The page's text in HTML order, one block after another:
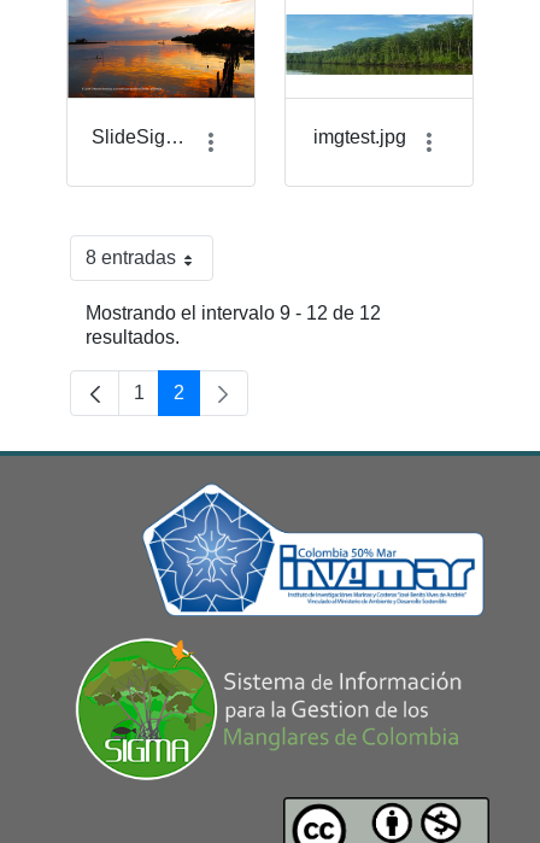
SlideSigma_8.png imgtest.jpg
8 entradasPor página
Mostrando el intervalo 9 - 12 de 12
resultados.
Página
1 Página
2